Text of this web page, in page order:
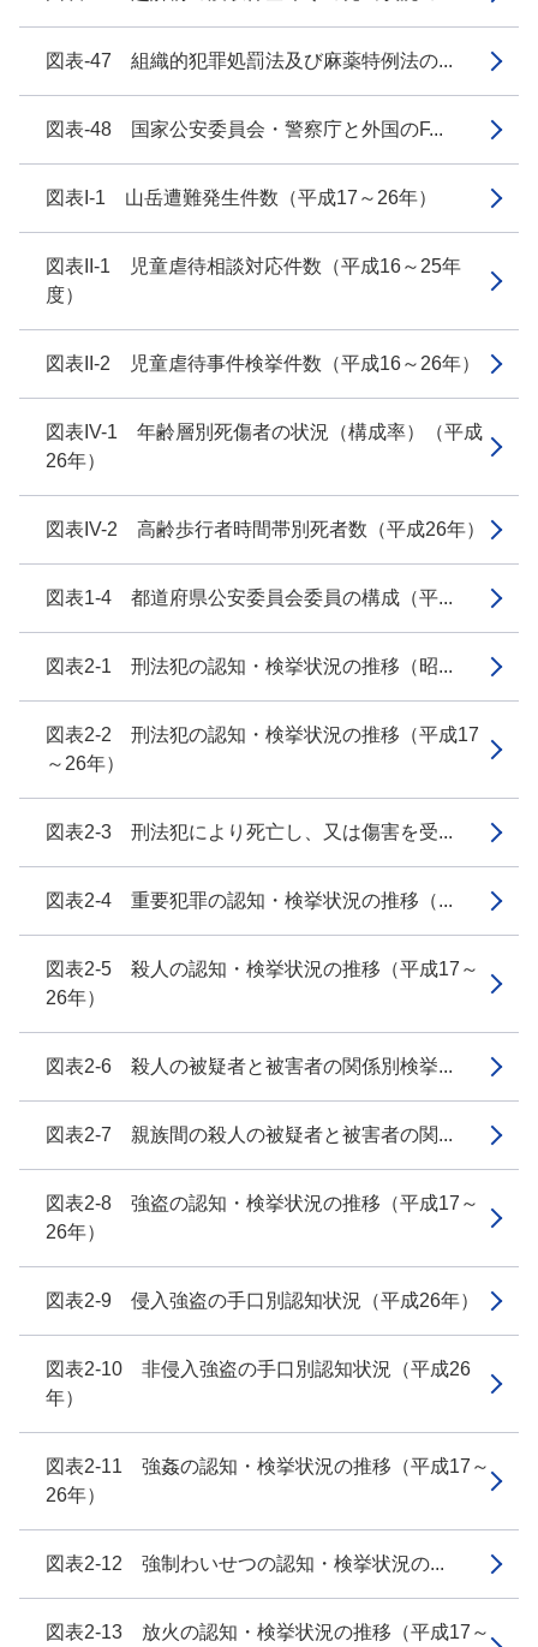
図表-47 組織的犯罪処罰法及び麻薬特例法の...
図表-48 国家公安委員会・警察庁と外国のF...
図表I-1 山岳遭難発生件数（平成17～26年）
図表II-1 児童虐待相談対応件数（平成16～25年
度）
図表II-2 児童虐待事件検挙件数（平成16～26年）
図表IV-1 年齢層別死傷者の状況（構成率）（平成
26年）
図表IV-2 高齢歩行者時間帯別死者数（平成26年）
図表1-4 都道府県公安委員会委員の構成（平...
図表2-1 刑法犯の認知・検挙状況の推移（昭...
図表2-2 刑法犯の認知・検挙状況の推移（平成17
～26年）
図表2-3 刑法犯により死亡し、又は傷害を受...
図表2-4 重要犯罪の認知・検挙状況の推移（...
図表2-5 殺人の認知・検挙状況の推移（平成17～
26年）
図表2-6 殺人の被疑者と被害者の関係別検挙...
図表2-7 親族間の殺人の被疑者と被害者の関...
図表2-8 強盗の認知・検挙状況の推移（平成17～
26年）
図表2-9 侵入強盗の手口別認知状況（平成26年）
図表2-10 非侵入強盗の手口別認知状況（平成26
年）
図表2-11 強姦の認知・検挙状況の推移（平成17～
26年）
図表2-12 強制わいせつの認知・検挙状況の...
図表2-13 放火の認知・検挙状況の推移（平成17～